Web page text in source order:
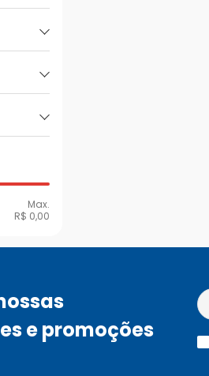
Max.
R$ 0,00
e promoções